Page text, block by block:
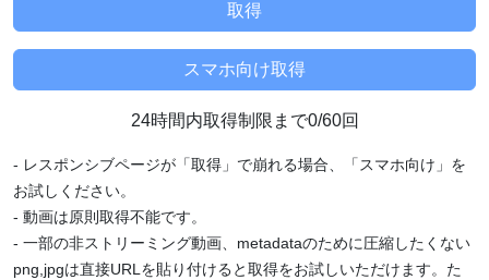
24時間内取得制限まで0/60回
- レスポンシブページが「取得」で崩れる場合、「スマホ向け」を
お試しください。
- 動画は原則取得不能です。
- 一部の非ストリーミング動画、metadataのために圧縮したくない
png,jpgは直接URLを貼り付けると取得をお試しいただけます。た